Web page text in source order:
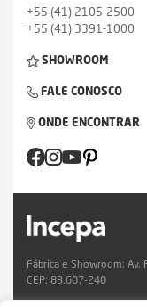
+55 (41) 2105-2500
+55 (41) 3391-1000
SHOWROOM
FALE CONOSCO
ONDE ENCONTRAR
Fábrica e Showroom:
CEP: 83.607-240